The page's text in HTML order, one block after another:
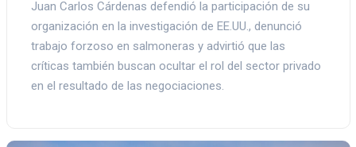
Juan Carlos Cárdenas defendió la participación de su
organización en la investigación de EE.UU., denunció
trabajo forzoso en salmoneras y advirtió que las
críticas también buscan ocultar el rol del sector privado
en el resultado de las negociaciones.